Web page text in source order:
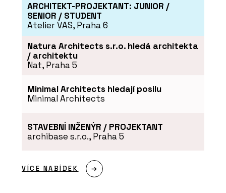
ARCHITEKT-PROJEKTANT: JUNIOR /
SENIOR / STUDENT
Atelier VAS, Praha 6
Natura Architects s.r.o. hledá architekta
/ architektu
Nat, Praha 5
Minimal Architects hledají posilu
Minimal Architects
STAVEBNÍ INŽENÝR / PROJEKTANT
archibase s.r.o., Praha 5
VÍCE NABÍDEK